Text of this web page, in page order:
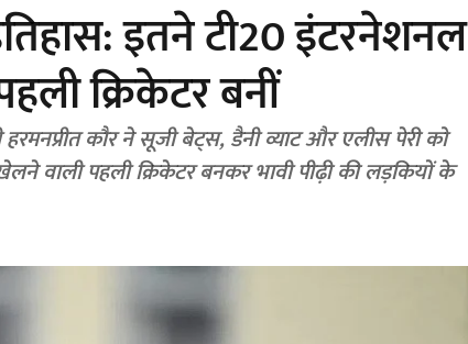
इतने टी20 इंटरनेशनल
क्रिकेटर बनीं
कौर ने सूजी बेट्स, डैनी व्याट और एलीस पेरी को
वाली पहली क्रिकेटर बनकर भावी पीढ़ी की लड़कियों के